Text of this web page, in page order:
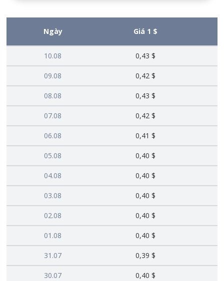
Ngày Giá 1 $
10.08 0,43 $
09.08 0,42 $
08.08 0,43 $
07.08 0,42 $
06.08 0,41 $
05.08 0,40 $
04.08 0,40 $
03.08 0,40 $
02.08 0,40 $
01.08 0,40 $
31.07 0,39 $
30.07 0,40 $